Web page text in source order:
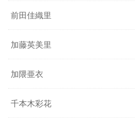
前田佳織里
加藤英美里
加隈亜衣
千本木彩花